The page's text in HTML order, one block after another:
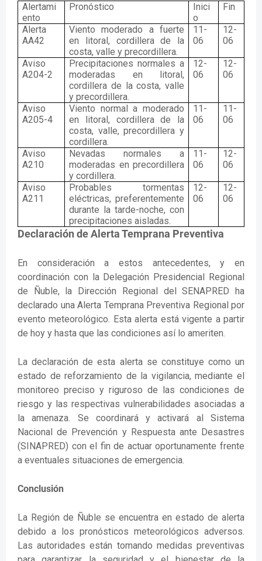
Alertami
ento
Pronóstico
Inici
o
Fin
Alerta
AA42
Viento moderado a fuerte
en litoral, cordillera de la
costa, valle y precordillera.
11-
06
12-
06
Aviso
A204-2
Precipitaciones normales a
moderadas en litoral,
cordillera de la costa, valle
y precordillera.
12-
06
12-
06
Aviso
A205-4
Viento normal a moderado
en litoral, cordillera de la
costa, valle, precordillera y
cordillera.
11-
06
11-
06
Aviso
A210
Nevadas normales a
moderadas en precordillera
y cordillera.
11-
06
12-
06
Aviso
A211
Probables tormentas
eléctricas, preferentemente
durante la tarde-noche, con
precipitaciones aisladas.
12-
06
12-
06
Declaración de Alerta Temprana Preventiva
En consideración a estos antecedentes, y en
coordinación con la Delegación Presidencial Regional
de Ñuble, la Dirección Regional del SENAPRED ha
declarado una Alerta Temprana Preventiva Regional por
evento meteorológico. Esta alerta está vigente a partir
de hoy y hasta que las condiciones así lo ameriten.
La declaración de esta alerta se constituye como un
estado de reforzamiento de la vigilancia, mediante el
monitoreo preciso y riguroso de las condiciones de
riesgo y las respectivas vulnerabilidades asociadas a
la amenaza. Se coordinará y activará al Sistema
Nacional de Prevención y Respuesta ante Desastres
(SINAPRED) con el fin de actuar oportunamente frente
a eventuales situaciones de emergencia.
Conclusión
La Región de Ñuble se encuentra en estado de alerta
debido a los pronósticos meteorológicos adversos.
Las autoridades están tomando medidas preventivas